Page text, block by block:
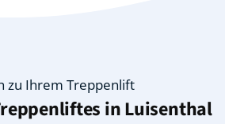
zu Ihrem Treppenlift
inLuisenthal